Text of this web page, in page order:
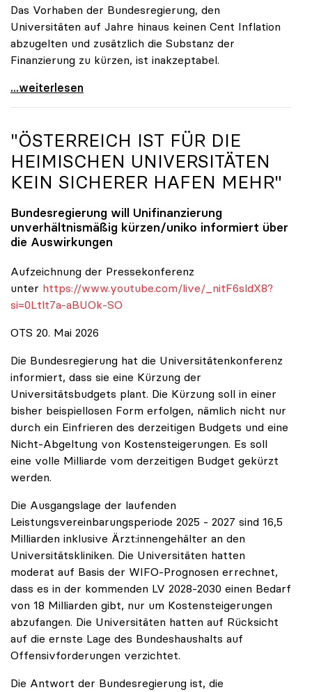
Das Vorhaben der Bundesregierung, den
Universitäten auf Jahre hinaus keinen Cent Inflation
abzugelten und zusätzlich die Substanz der
Finanzierung zu kürzen, ist inakzeptabel.
#UnisRetten Warum es sich zu demonstrieren lohnt
...weiterlesen
"ÖSTERREICH IST FÜR DIE
HEIMISCHEN UNIVERSITÄTEN
KEIN SICHERER HAFEN MEHR"
Bundesregierung will Unifinanzierung
unverhältnismäßig kürzen/uniko informiert über
die Auswirkungen
Aufzeichnung der Pressekonferenz
unter https://www.youtube.com/live/_nitF6sldX8?
si=0Ltlt7a-aBUOk-SO
OTS 20. Mai 2026
Die Bundesregierung hat die Universitätenkonferenz
informiert, dass sie eine Kürzung der
Universitätsbudgets plant. Die Kürzung soll in einer
bisher beispiellosen Form erfolgen, nämlich nicht nur
durch ein Einfrieren des derzeitigen Budgets und eine
Nicht-Abgeltung von Kostensteigerungen. Es soll
eine volle Milliarde vom derzeitigen Budget gekürzt
werden.
Die Ausgangslage der laufenden
Leistungsvereinbarungsperiode 2025 - 2027 sind 16,5
Milliarden inklusive Ärzt:innengehälter an den
Universitätskliniken. Die Universitäten hatten
moderat auf Basis der WIFO-Prognosen errechnet,
dass es in der kommenden LV 2028-2030 einen Bedarf
von 18 Milliarden gibt, nur um Kostensteigerungen
abzufangen. Die Universitäten hatten auf Rücksicht
auf die ernste Lage des Bundeshaushalts auf
Offensivforderungen verzichtet.
Die Antwort der Bundesregierung ist, die